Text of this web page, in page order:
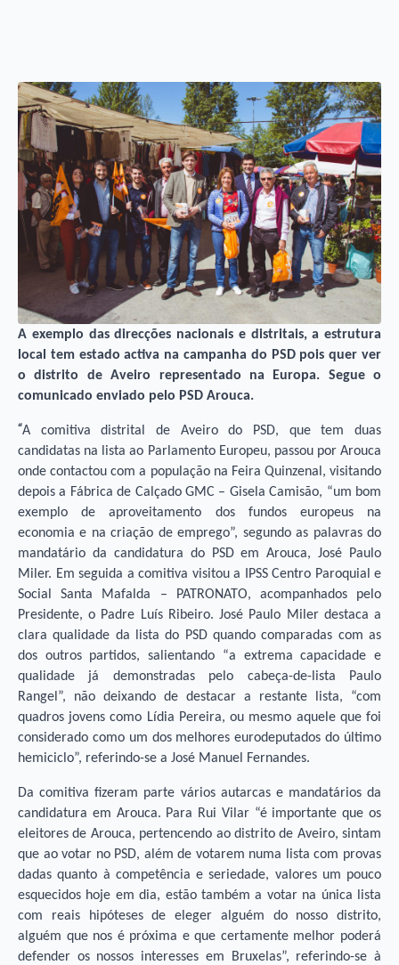
A exemplo das direcções nacionais e distritais, a estrutura
local tem estado activa na campanha do PSD pois quer ver
o distrito de Aveiro representado na Europa. Segue o
comunicado enviado pelo PSD Arouca.
“A comitiva distrital de Aveiro do PSD, que tem duas
candidatas na lista ao Parlamento Europeu, passou por Arouca
onde contactou com a população na Feira Quinzenal, visitando
depois a Fábrica de Calçado GMC – Gisela Camisão, “um bom
exemplo de aproveitamento dos fundos europeus na
economia e na criação de emprego”, segundo as palavras do
mandatário da candidatura do PSD em Arouca, José Paulo
Miler. Em seguida a comitiva visitou a IPSS Centro Paroquial e
Social Santa Mafalda – PATRONATO, acompanhados pelo
Presidente, o Padre Luís Ribeiro. José Paulo Miler destaca a
clara qualidade da lista do PSD quando comparadas com as
dos outros partidos, salientando “a extrema capacidade e
qualidade já demonstradas pelo cabeça-de-lista Paulo
Rangel”, não deixando de destacar a restante lista, “com
quadros jovens como Lídia Pereira, ou mesmo aquele que foi
considerado como um dos melhores eurodeputados do último
hemiciclo”, referindo-se a José Manuel Fernandes.
Da comitiva fizeram parte vários autarcas e mandatários da
candidatura em Arouca. Para Rui Vilar “é importante que os
eleitores de Arouca, pertencendo ao distrito de Aveiro, sintam
que ao votar no PSD, além de votarem numa lista com provas
dadas quanto à competência e seriedade, valores um pouco
esquecidos hoje em dia, estão também a votar na única lista
com reais hipóteses de eleger alguém do nosso distrito,
alguém que nos é próxima e que certamente melhor poderá
defender os nossos interesses em Bruxelas”, referindo-se à